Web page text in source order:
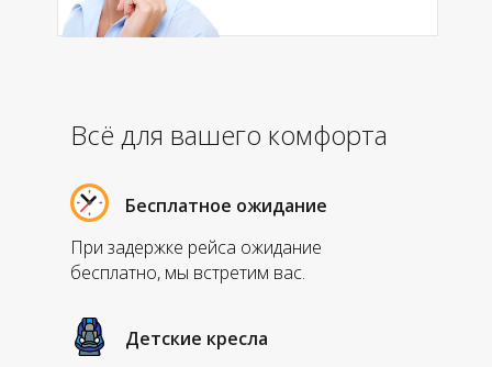
При задержке рейса ожидание
бесплатно, мы встретим вас.
Бесплатное ожидание
Детские кресла
Всё для вашего комфорта